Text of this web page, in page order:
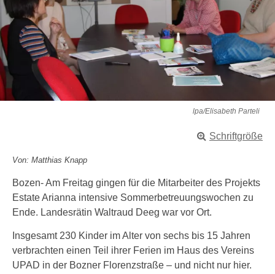
lpa/Elisabeth Parteli
Schriftgröße
Von: Matthias Knapp
Bozen- Am Freitag gingen für die Mitarbeiter des Projekts
Estate Arianna intensive Sommerbetreuungswochen zu
Ende. Landesrätin Waltraud Deeg war vor Ort.
Insgesamt 230 Kinder im Alter von sechs bis 15 Jahren
verbrachten einen Teil ihrer Ferien im Haus des Vereins
UPAD in der Bozner Florenzstraße – und nicht nur hier.